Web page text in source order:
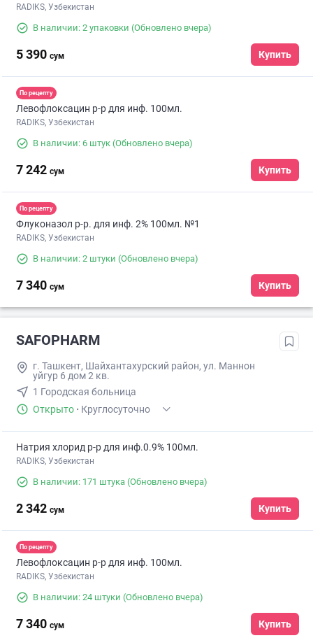
RADIKS, Узбекистан
В наличии: 2 упаковки (Обновлено вчера)
5 390 сум Купить
По рецепту
Левофлоксацин р-р для инф. 100мл.
RADIKS, Узбекистан
В наличии: 6 штук (Обновлено вчера)
7 242 сум Купить
По рецепту
Флуконазол р-р. для инф. 2% 100мл. №1
RADIKS, Узбекистан
В наличии: 2 штуки (Обновлено вчера)
7 340 сум Купить
SAFOPHARM
г. Ташкент, Шайхантахурский район, ул. Маннон
уйгур 6 дом 2 кв.
1 Городская больница
Открыто · Круглосуточно
Натрия хлорид р-р для инф.0.9% 100мл.
RADIKS, Узбекистан
В наличии: 171 штука (Обновлено вчера)
2 342 сум Купить
По рецепту
Левофлоксацин р-р для инф. 100мл.
RADIKS, Узбекистан
В наличии: 24 штуки (Обновлено вчера)
7 340 сум Купить